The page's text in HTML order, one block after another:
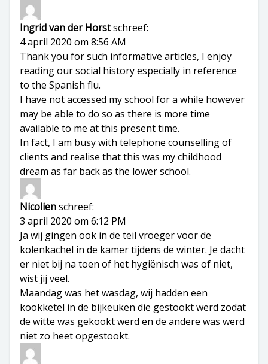
Ingrid van der Horstschreef:
4 april 2020 om 8:56 AM
Thank you for such informative articles, I enjoy
reading our social history especially in reference
to the Spanish flu.
I have not accessed my school for a while however
may be able to do so as there is more time
available to me at this present time.
In fact, I am busy with telephone counselling of
clients and realise that this was my childhood
dream as far back as the lower school.
Nicolienschreef:
3 april 2020 om 6:12 PM
Ja wij gingen ook in de teil vroeger voor de
kolenkachel in de kamer tijdens de winter. Je dacht
er niet bij na toen of het hygiënisch was of niet,
wist jij veel.
Maandag was het wasdag, wij hadden een
kookketel in de bijkeuken die gestookt werd zodat
de witte was gekookt werd en de andere was werd
niet zo heet opgestookt.